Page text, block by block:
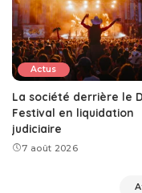
Actus
La société derrière le
Festival en liquidation
judiciaire
7 août 2026